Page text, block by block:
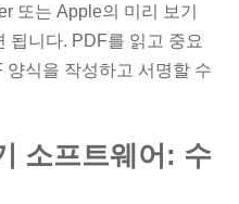
또는 Apple의 미리 보기
됩니다. PDF를 읽고 중요
식을 작성하고 서명할 수
소프트웨어: 수